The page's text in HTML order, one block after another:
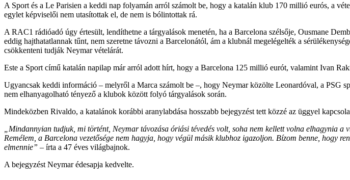
A Sport és a Le Parisien a keddi nap folyamán arról számolt be, hogy a katalán klub 170 millió eurós, a
egylet képviselői nem utasítottak el, de nem is bólintottak rá.
A RAC1 rádióadó úgy értesült, lendíthetne a tárgyalások menetén, ha a Barcelona szélsője, Ousmane
eddig hajthatatlannak tűnt, nem szeretne távozni a Barcelonától, ám a klubnál megelégelték a
csökkenteni tudják Neymar vételárát.
Este a Sport című katalán napilap már arról adott hírt, hogy a Barcelona 125 millió eurót, valamint Ivan
Ugyancsak keddi információ – melyről a Marca számolt be –, hogy Neymar közölte Leonardóval, a PSG
nem elhanyagolható tényező a klubok között folyó tárgyalások során.
Mindeközben Rivaldo, a katalánok korábbi aranylabdása hosszabb bejegyzést tett közzé az üggyel
„Mindannyian tudjuk, mi történt, Neymar távozása óriási tévedés volt, soha nem kellett volna elhagynia
Remélem, a Barcelona vezetősége nem hagyja, hogy végül másik klubhoz igazoljon. Bízom benne, hogy
elmennie” – írta a 47 éves világbajnok.
A bejegyzést Neymar édesapja kedvelte.